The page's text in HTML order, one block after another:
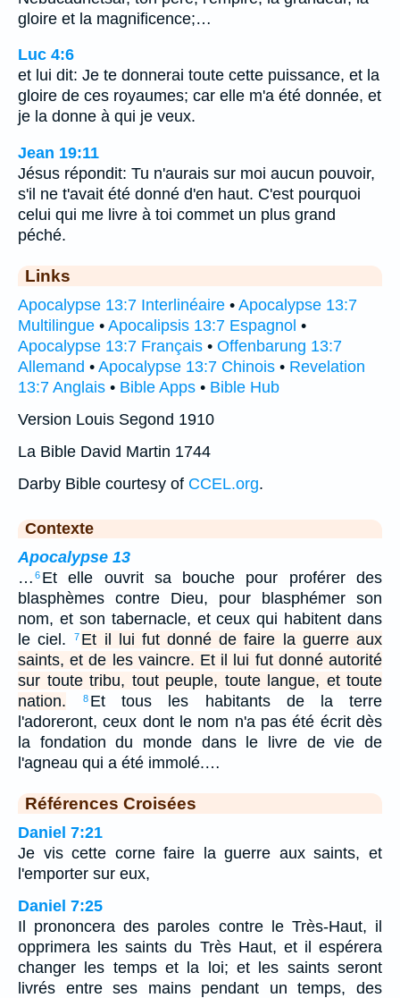
gloire et la magnificence;…
Luc 4:6
et lui dit: Je te donnerai toute cette puissance, et la
gloire de ces royaumes; car elle m'a été donnée, et
je la donne à qui je veux.
Jean 19:11
Jésus répondit: Tu n'aurais sur moi aucun pouvoir,
s'il ne t'avait été donné d'en haut. C'est pourquoi
celui qui me livre à toi commet un plus grand
péché.
Links
Apocalypse 13:7 Interlinéaire • Apocalypse 13:7
Multilingue • Apocalipsis 13:7 Espagnol •
Apocalypse 13:7 Français • Offenbarung 13:7
Allemand • Apocalypse 13:7 Chinois • Revelation
13:7 Anglais • Bible Apps • Bible Hub
Version Louis Segond 1910
La Bible David Martin 1744
Darby Bible courtesy of CCEL.org.
Contexte
Apocalypse 13
… 6 Et elle ouvrit sa bouche pour proférer des
blasphèmes contre Dieu, pour blasphémer son
nom, et son tabernacle, et ceux qui habitent dans
le ciel.
7 Et il lui fut donné de faire la guerre aux
saints, et de les vaincre. Et il lui fut donné autorité
sur toute tribu, tout peuple, toute langue, et toute
nation.
8 Et tous les habitants de la terre
l'adoreront, ceux dont le nom n'a pas été écrit dès
la fondation du monde dans le livre de vie de
l'agneau qui a été immolé.…
Références Croisées
Daniel 7:21
Je vis cette corne faire la guerre aux saints, et
l'emporter sur eux,
Daniel 7:25
Il prononcera des paroles contre le Très-Haut, il
opprimera les saints du Très Haut, et il espérera
changer les temps et la loi; et les saints seront
livrés entre ses mains pendant un temps, des